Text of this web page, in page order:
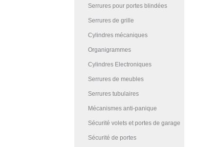
Serrures pour portes blindées
Serrures de grille
Cylindres mécaniques
Organigrammes
Cylindres Electroniques
Serrures de meubles
Serrures tubulaires
Mécanismes anti-panique
Sécurité volets et portes de garage
Sécurité de portes